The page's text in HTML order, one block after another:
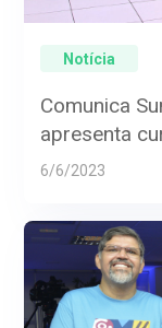
Notícia
Comunica
apresenta
assessores
6/6/2023